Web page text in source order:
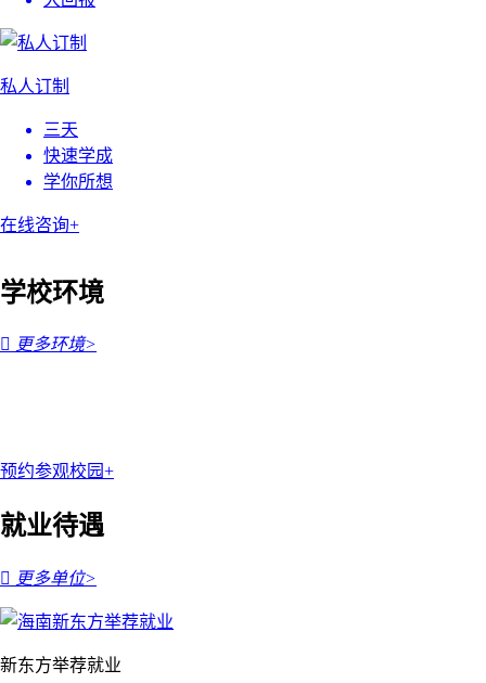
私人订制
三天
快速学成
学你所想
在线咨询+
学校环境
 更多环境>
预约参观校园+
就业待遇
 更多单位>
新东方举荐就业